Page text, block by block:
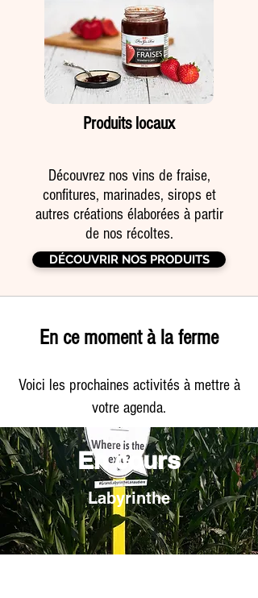
Produits locaux
Découvrez nos vins de fraise,
confitures, marinades, sirops et
autres créations élaborées à partir
de nos récoltes.
DÉCOUVRIR NOS PRODUITS
En ce moment à la ferme
Voici les prochaines activités à mettre à
votre agenda.
En cours
Labyrinthe